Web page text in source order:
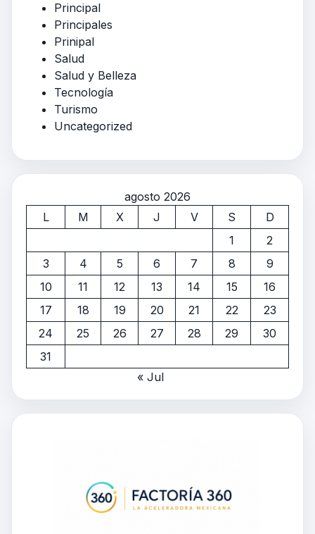
Principal
Principales
Prinipal
Salud
Salud y Belleza
Tecnología
Turismo
Uncategorized
agosto 2026
L
M X J V S
D
1
2
3
4 5 6 7 8
9
10
11 12 13 14 15
16
17
18 19 20 21 22
23
24
25 26 27 28 29
30
31
« Jul